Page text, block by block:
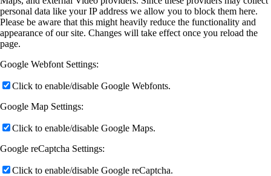
personal data like your IP address we allow you to block them here.
Please be aware that this might heavily reduce the functionality and
appearance of our site. Changes will take effect once you reload the
page.
Google Webfont Settings:
Click to enable/disable Google Webfonts.
Google Map Settings:
Click to enable/disable Google Maps.
Google reCaptcha Settings:
Click to enable/disable Google reCaptcha.